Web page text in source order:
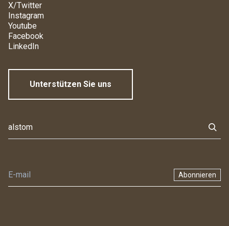
X/Twitter
Instagram
Youtube
Facebook
LinkedIn
Unterstützen Sie uns
Abonnieren